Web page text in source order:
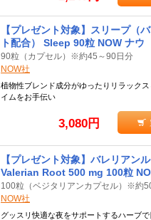
【プレゼント対象】スリープ（
ト配合） Sleep 90粒 NOW ナウ
90粒（カプセル）※約45～90日分
NOW社
植物性ブレンド成分がゆったりリラック
イムをお手伝い
3,080円
【プレゼント対象】バレリアン
Valerian Root 500 mg 100粒
100粒（ベジタリアンカプセル）※約
NOW社
グッスリ快適な夜をサポートするハーブで